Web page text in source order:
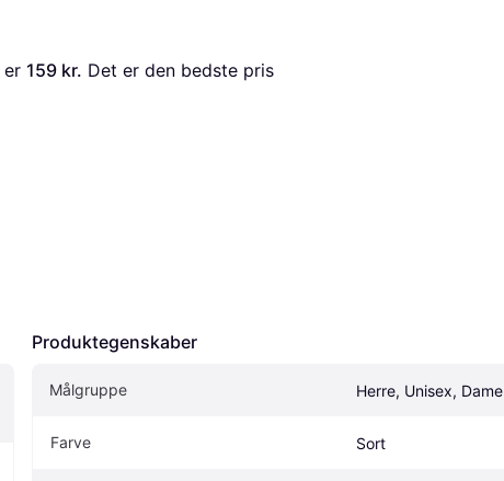
er 159 kr. Det er den bedste pris
Produktegenskaber
Målgruppe Herre, Unisex, Dame
Farve Sort